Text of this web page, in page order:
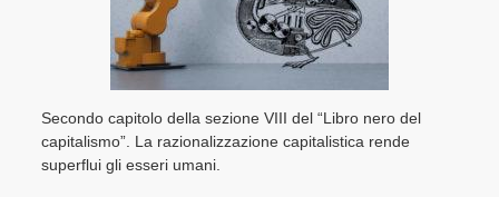
Secondo capitolo della sezione VIII del “Libro nero del
capitalismo”. La razionalizzazione capitalistica rende
superflui gli esseri umani.